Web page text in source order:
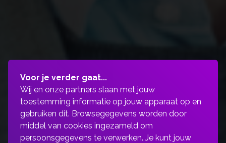
Voor je verder gaat...
Wij en onze partners slaan met jouw
toestemming informatie op jouw apparaat op en
gebruiken dit. Browsegegevens worden door
middel van cookies ingezameld om
persoonsgegevens te verwerken. Je kunt jouw